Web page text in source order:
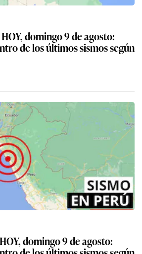
domingo 9 de agosto:
de los últimos sismos según
domingo 9 de agosto: